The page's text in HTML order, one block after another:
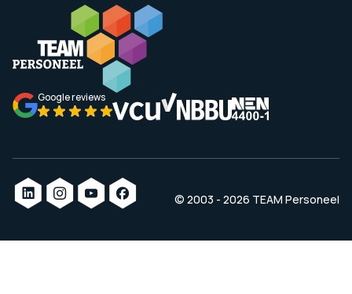
Google reviews
© 2003 - 2026 TEAM Personeel